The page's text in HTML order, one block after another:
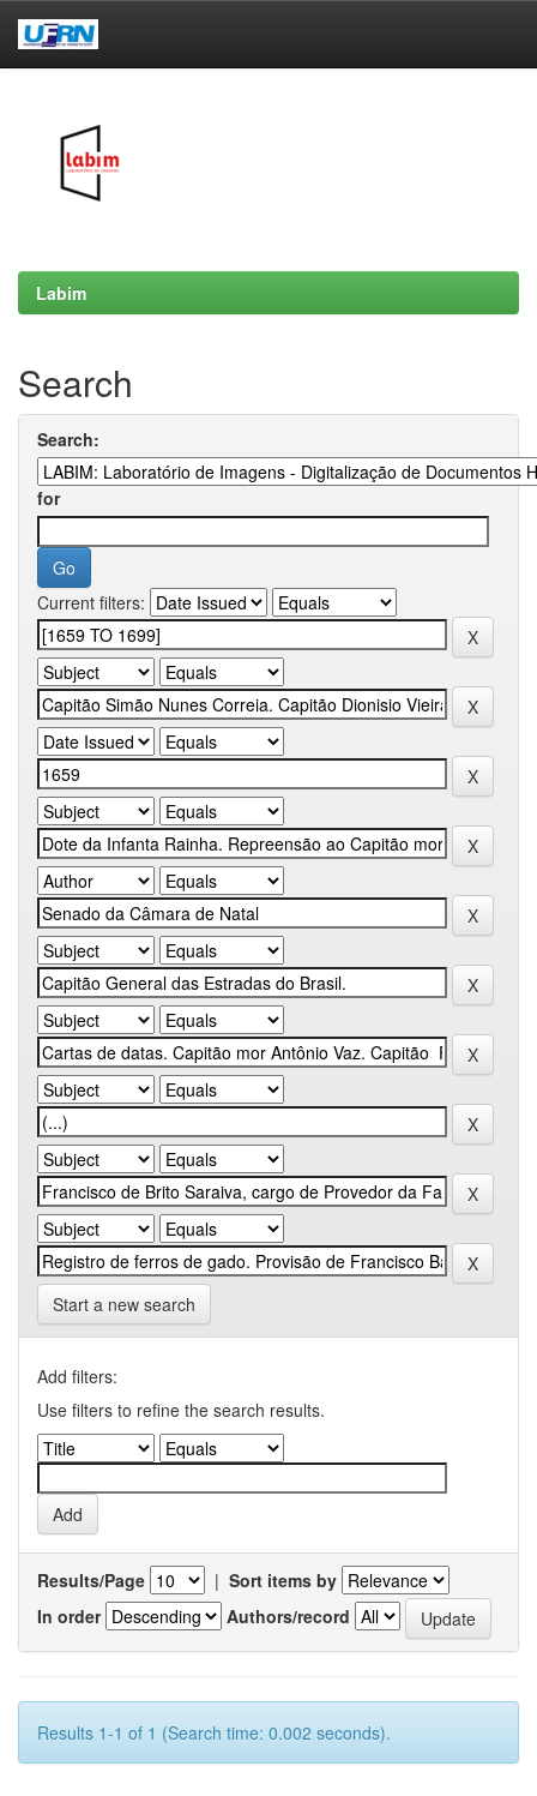
Labim
Search
Search:
for
Current filters:
Start a new search
Add filters:
Use filters to refine the search results.
Results/Page | Sort items by
In order
Authors/record
Results 1-1 of 1 (Search time: 0.002 seconds).